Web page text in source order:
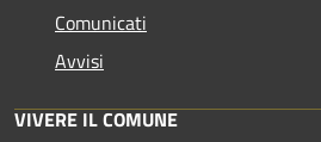
Comunicati
Avvisi
VIVERE IL COMUNE